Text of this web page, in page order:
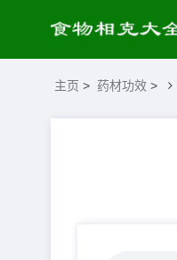
主页 > 药材功效 >